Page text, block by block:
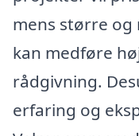
mens større og
kan medføre
rådgivning.
erfaring og